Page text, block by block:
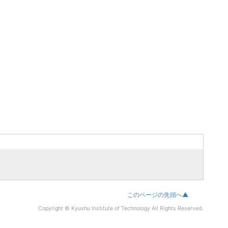
このページの先頭へ▲
Copyright © Kyushu Institute of Technology All Rights Reserved.